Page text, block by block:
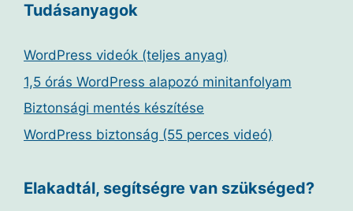
Tudásanyagok
WordPress videók (teljes anyag)
1,5 órás WordPress alapozó minitanfolyam
Biztonsági mentés készítése
WordPress biztonság (55 perces videó)
Elakadtál, segítségre van szükséged?